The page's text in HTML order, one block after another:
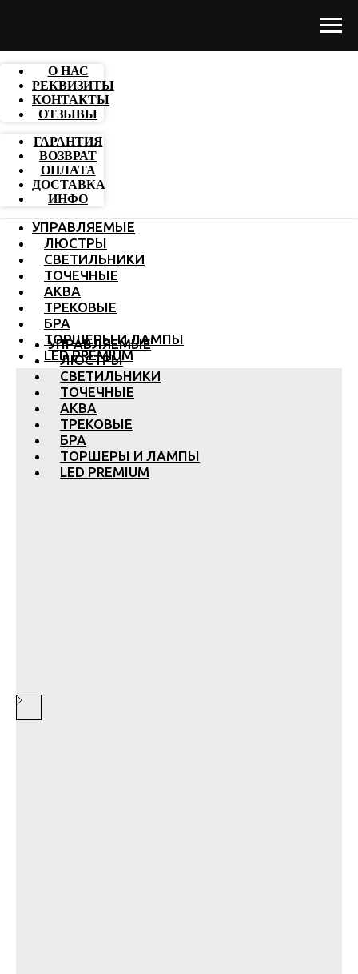
О НАС
РЕКВИЗИТЫ
КОНТАКТЫ
ОТЗЫВЫ
ГАРАНТИЯ
ВОЗВРАТ
ОПЛАТА
ДОСТАВКА
ИНФО
УПРАВЛЯЕМЫЕ
ЛЮСТРЫ
СВЕТИЛЬНИКИ
ТОЧЕЧНЫЕ
АКВА
ТРЕКОВЫЕ
БРА
ТОРШЕРЫ И ЛАМПЫ
LED PREMIUM
УПРАВЛЯЕМЫЕ
ЛЮСТРЫ
СВЕТИЛЬНИКИ
ТОЧЕЧНЫЕ
АКВА
ТРЕКОВЫЕ
БРА
ТОРШЕРЫ И ЛАМПЫ
LED PREMIUM